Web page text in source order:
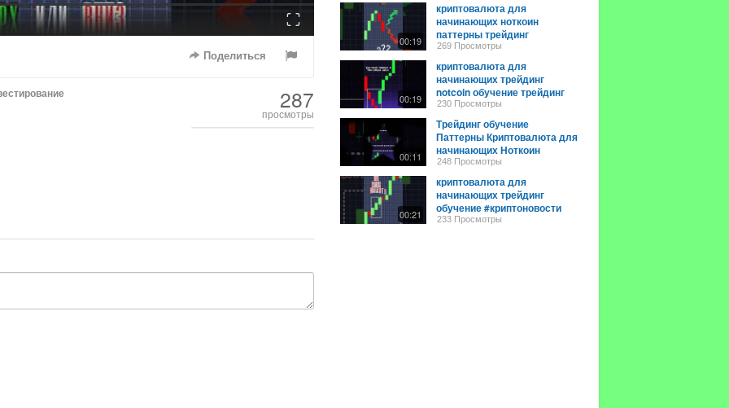
Fullscreen
Поделиться
287
просмотры
00:19
криптовалюта для
начинающих ноткоин
паттерны трейдинг
#криптоновости #cryptonews
269 Просмотры
00:19
криптовалюта для
начинающих трейдинг
notcoin обучение трейдинг
#notcoin #trading
#cryptonews #топ
230 Просмотры
00:11
Трейдинг обучение
Паттерны Криптовалюта для
начинающих Ноткоин
#notcoin #trading
248 Просмотры
00:21
криптовалюта для
начинающих трейдинг
обучение #криптоновости
#trading #ноткоин #notcoin
233 Просмотры